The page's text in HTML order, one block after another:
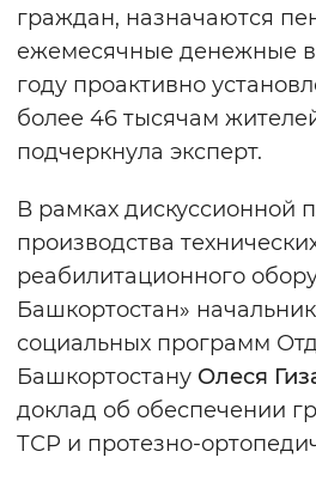
граждан, назначаются
ежемесячные денежные
году проактивно
более 46 тысячам
подчеркнула эксперт.
В рамках дискуссионной
производства
реабилитационного
Башкортостан»
социальных программ
Башкортостану Олеся
доклад об обеспечении
ТСР и протезно-